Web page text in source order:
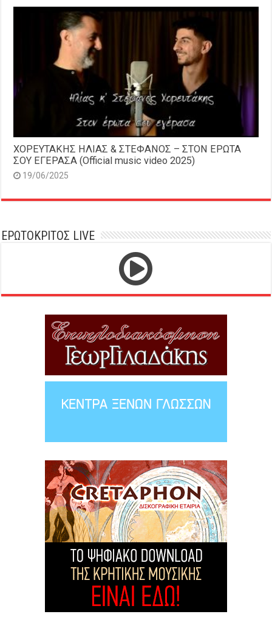
ΧΟΡΕΥΤΑΚΗΣ ΗΛΙΑΣ & ΣΤΕΦΑΝΟΣ – ΣΤΟΝ ΕΡΩΤΑ
ΣΟΥ ΕΓΕΡΑΣΑ (Official music video 2025)
19/06/2025
ΕΡΩΤΟΚΡΙΤΟΣ LIVE